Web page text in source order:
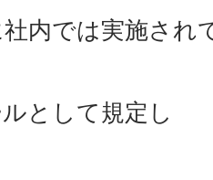
内では実施され
として規定し